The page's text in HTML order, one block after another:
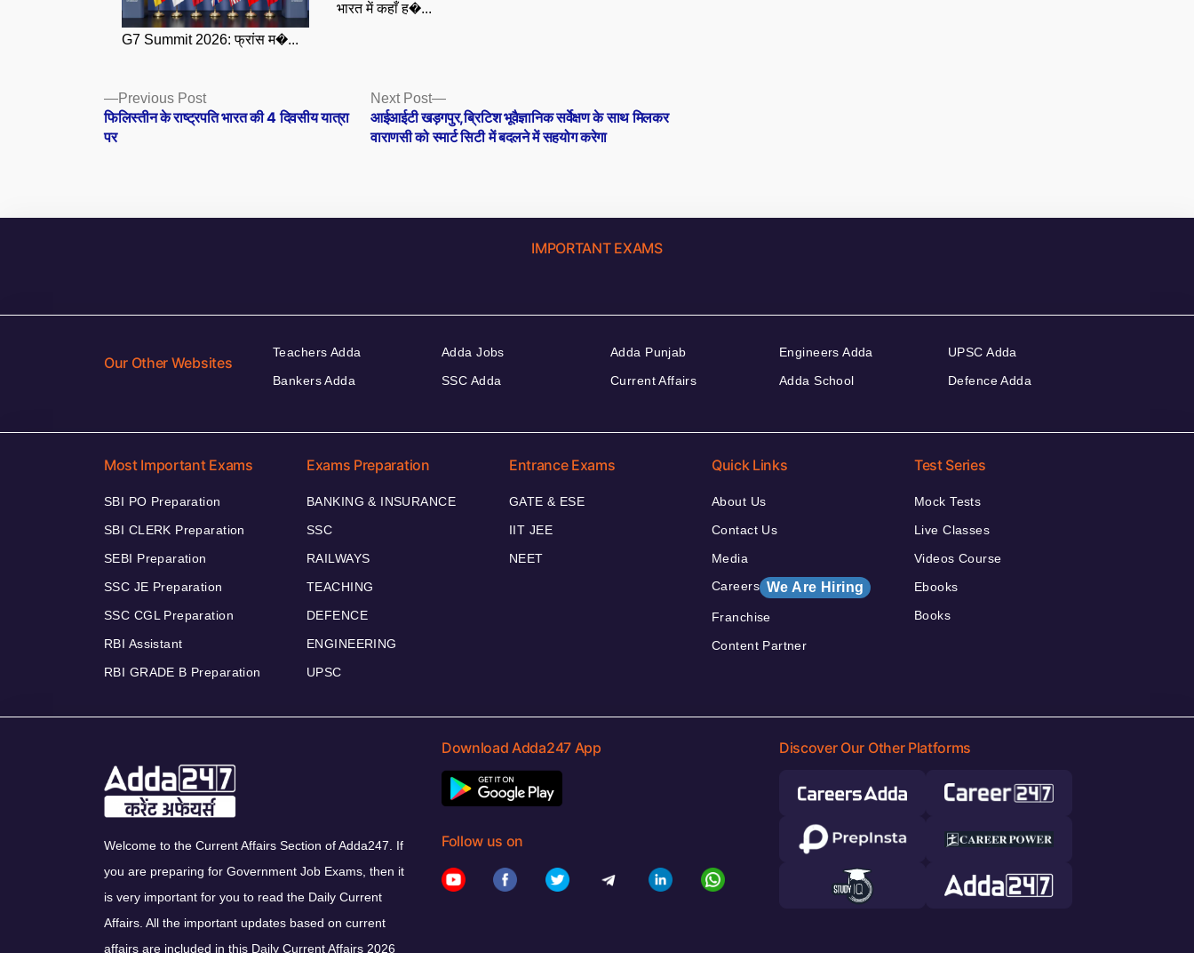
G7 Summit 2026: फ्रांस म�...
भारत में कहाँ ह�...
Posts
navigation
Previous PostPrevious
post:
फिलिस्तीन के राष्ट्रपति भारत की 4 दिवसीय यात्रा
पर
Next Post
Next
post:
आईआईटी खड़गपुर,ब्रिटिश भूवैज्ञानिक सर्वेक्षण के साथ मिलकर
वाराणसी को स्मार्ट सिटी में बदलने में सहयोग करेगा
IMPORTANT EXAMS
Our Other Websites
Teachers Adda
Bankers Adda
Adda Jobs
SSC Adda
Adda Punjab
Current Affairs
Engineers Adda
Adda School
UPSC Adda
Defence Adda
Most Important Exams
SBI PO Preparation
SBI CLERK Preparation
SEBI Preparation
SSC JE Preparation
SSC CGL Preparation
RBI Assistant
RBI GRADE B Preparation
Exams Preparation
BANKING & INSURANCE
SSC
RAILWAYS
TEACHING
DEFENCE
ENGINEERING
UPSC
Entrance Exams
GATE & ESE
IIT JEE
NEET
Quick Links
About Us
Contact Us
Media
Careers We Are Hiring
Franchise
Content Partner
Test Series
Mock Tests
Live Classes
Videos Course
Ebooks
Books
Welcome to the Current Affairs Section of Adda247. If
you are preparing for Government Job Exams, then it
is very important for you to read the Daily Current
Affairs. All the important updates based on current
affairs are included in this Daily Current Affairs 2026
Download Adda247 App
Follow us on
Discover Our Other Platforms